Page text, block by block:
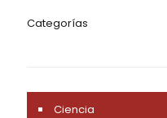
Categorías
Ciencia